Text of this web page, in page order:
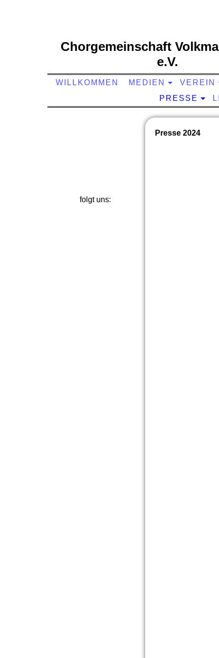
Chorgemeinschaft
e.V.
WILLKOMMEN MEDIEN VEREIN
PRESSE
Presse 2024
folgt uns: